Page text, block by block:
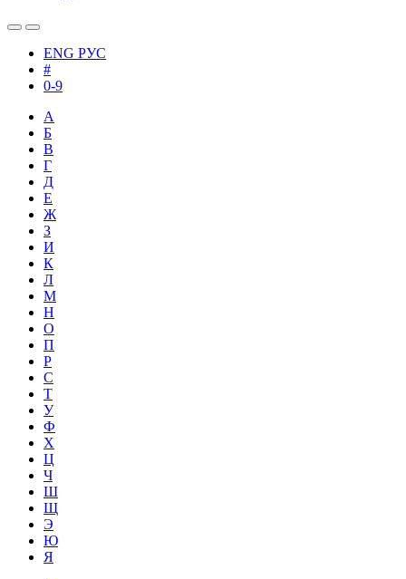
ENG РУС
#
0-9
А
Б
В
Г
Д
Е
Ж
З
И
К
Л
М
Н
О
П
Р
С
Т
У
Ф
Х
Ц
Ч
Ш
Щ
Э
Ю
Я